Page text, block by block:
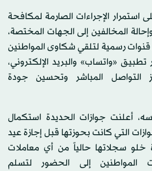
الإجراءات الصارمة لمكافحة
وإحالة المخالفين إلى الجهات المختصة،
رسمية لتلقي شكاوى المواطنين
«واتساب» والبريد الإلكتروني،
التواصل المباشر وتحسين جودة
أعلنت جوازات الحديدة استكمال
التي كانت بحوزتها قبل إجازة عيد
خلو سجلاتها حالياً من أي معاملات
المواطنين إلى الحضور لتسلم